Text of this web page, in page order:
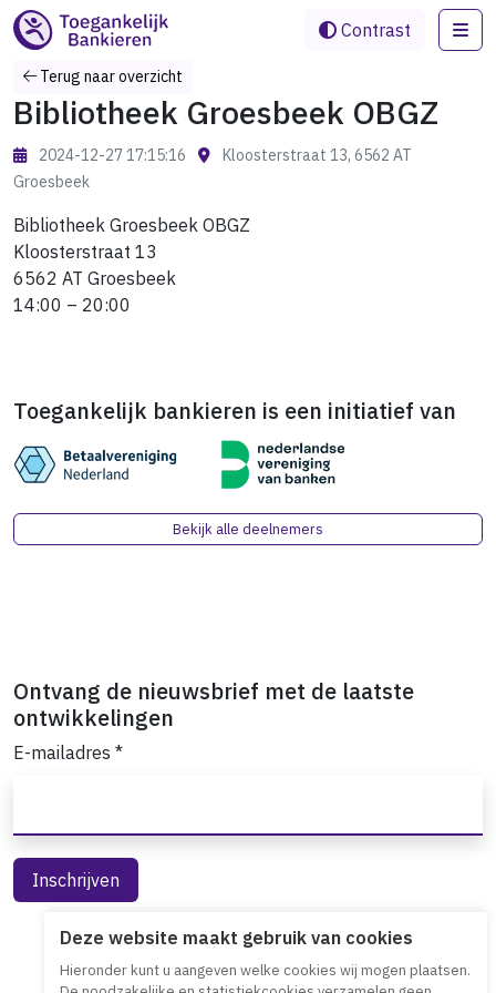
Contrast
Terug naar overzicht
Bibliotheek Groesbeek OBGZ
2024-12-27 17:15:16
Kloosterstraat 13, 6562 AT
Groesbeek
Bibliotheek Groesbeek OBGZ
Kloosterstraat 13
6562 AT Groesbeek
14:00 – 20:00
Toegankelijk bankieren is een initiatief van
Bekijk alle deelnemers
Ontvang de nieuwsbrief met de laatste
ontwikkelingen
E-mailadres *
Deze website maakt gebruik van cookies
Hieronder kunt u aangeven welke cookies wij mogen plaatsen.